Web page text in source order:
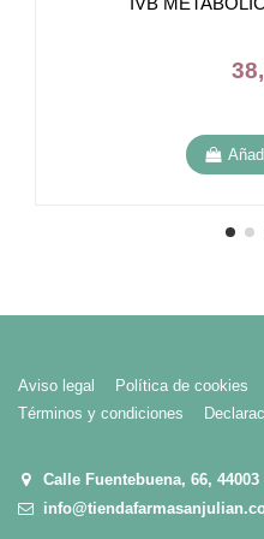
Aviso legal Política de cookies
Términos y condiciones
Calle Fuentebuena, 66, 44003